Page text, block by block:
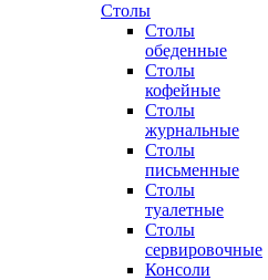
Столы
Столы
обеденные
Столы
кофейные
Столы
журнальные
Столы
письменные
Столы
туалетные
Столы
сервировочные
Консоли